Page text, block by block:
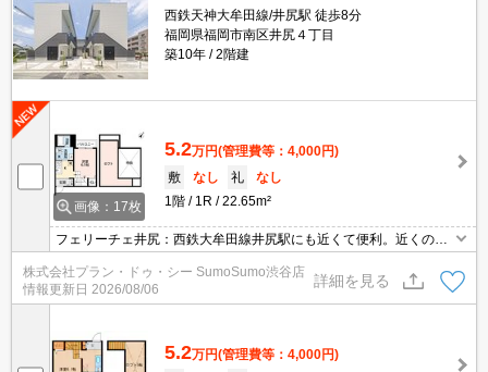
西鉄天神大牟田線/井尻駅 徒歩8分
福岡県福岡市南区井尻４丁目
築10年
2階建
画像：17枚
5.2万円(管理費等：4,000円)
敷
なし 礼
なし
1階
1R 22.65m²
フェリーチェ井尻：西鉄大牟田線井尻駅にも近くて便利。近くのマ
ルキョウ 井尻店まで徒歩5分で行けます。収納スペースが大きいた
め、生活感のでやすい小物類もすっきりと隠して収納できる洗面化
粧台が付いています。お風呂には追い焚き機能が付いています。
株式会社プラン・ドゥ・シー SumoSumo渋谷店
情報更新日 2026/08/06
詳細を見る
5.2万円(管理費等：4,000円)